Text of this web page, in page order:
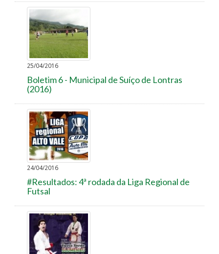
25/04/2016
Boletim 6 - Municipal de Suíço de Lontras
(2016)
24/04/2016
#Resultados: 4ª rodada da Liga Regional de
Futsal